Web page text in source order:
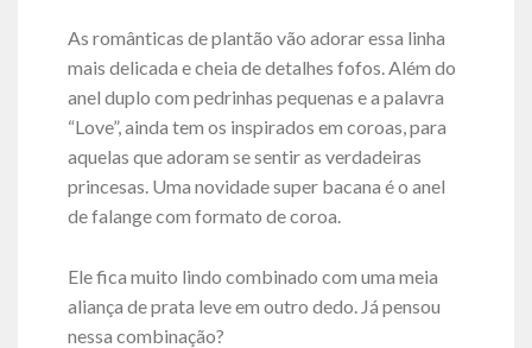
As românticas de plantão vão adorar essa linha
mais delicada e cheia de detalhes fofos. Além do
anel duplo com pedrinhas pequenas e a palavra
“Love”, ainda tem os inspirados em coroas, para
aquelas que adoram se sentir as verdadeiras
princesas. Uma novidade super bacana é o anel
de falange com formato de coroa.
Ele fica muito lindo combinado com uma meia
aliança de prata leve em outro dedo. Já pensou
nessa combinação?